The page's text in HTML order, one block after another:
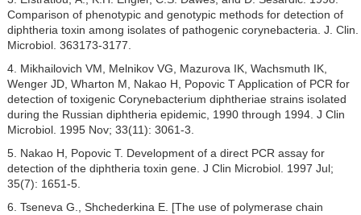
Comparison of phenotypic and genotypic methods for detection of
diphtheria toxin among isolates of pathogenic corynebacteria. J. Clin.
Microbiol. 363173-3177.
4. Mikhailovich VM, Melnikov VG, Mazurova IK, Wachsmuth IK,
Wenger JD, Wharton M, Nakao H, Popovic T Application of PCR for
detection of toxigenic Corynebacterium diphtheriae strains isolated
during the Russian diphtheria epidemic, 1990 through 1994. J Clin
Microbiol. 1995 Nov; 33(11): 3061-3.
5. Nakao H, Popovic T. Development of a direct PCR assay for
detection of the diphtheria toxin gene. J Clin Microbiol. 1997 Jul;
35(7): 1651-5.
6. Tseneva G., Shchederkina E. [The use of polymerase chain